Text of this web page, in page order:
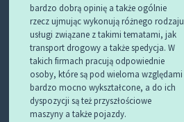
bardzo dobrą opinię a także ogólnie
rzecz ujmując wykonują różnego rodzaju
usługi związane z takimi tematami, jak
transport drogowy a także spedycja. W
takich firmach pracują odpowiednie
osoby, które są pod wieloma względami
bardzo mocno wykształcone, a do ich
dyspozycji są też przyszłościowe
maszyny a także pojazdy.